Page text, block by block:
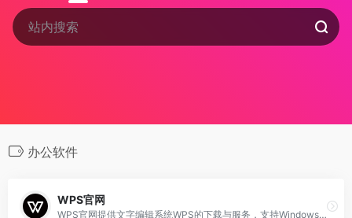
办公软件
WPS官网
WPS官网提供文字编辑系统WPS的下载与服务，支持Windows、MacOS、Linux、Android、iOS及鸿蒙等平台，实现文字、表格、简报的编辑和打印功能。